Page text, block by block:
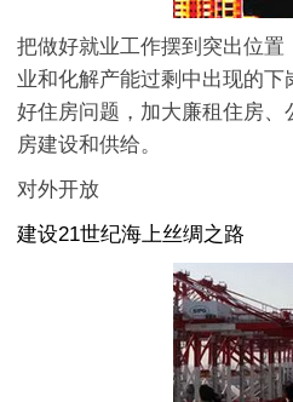
把做好就业工作摆到突出位
业和化解产能过剩中出现的
好住房问题，加大廉租住房
房建设和供给。
对外开放
建设21世纪海上丝绸之路